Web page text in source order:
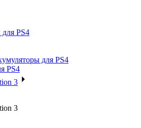
PS4
для PS4
PS4
3
3